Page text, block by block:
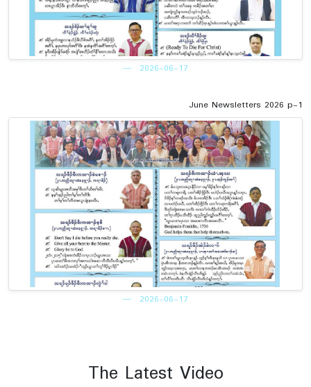
2026-06-17
June Newsletters 2026 p-1
2026-06-17
The Latest Video